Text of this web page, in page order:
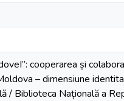
cooperarea și
– dimensiune
/ Biblioteca Națională a